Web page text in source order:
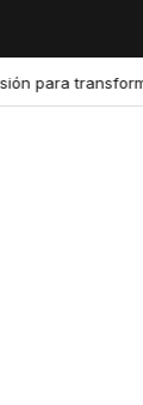
transformar la